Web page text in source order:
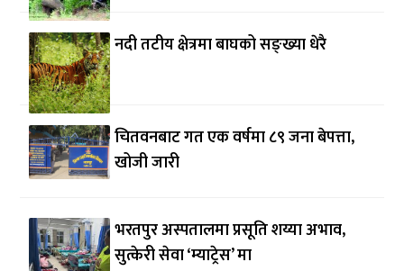
नदी तटीय क्षेत्रमा बाघको सङ्ख्या धेरै
चितवनबाट गत एक वर्षमा ८९ जना बेपत्ता,
खोजी जारी
भरतपुर अस्पतालमा प्रसूति शय्या अभाव,
सुत्केरी सेवा ‘म्याट्रेस’ मा